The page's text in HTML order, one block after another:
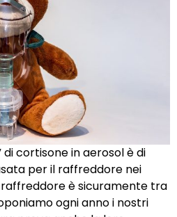
di cortisone in aerosol è di
per il raffreddore nei
raffreddore è sicuramente tra
ogni anno i nostri